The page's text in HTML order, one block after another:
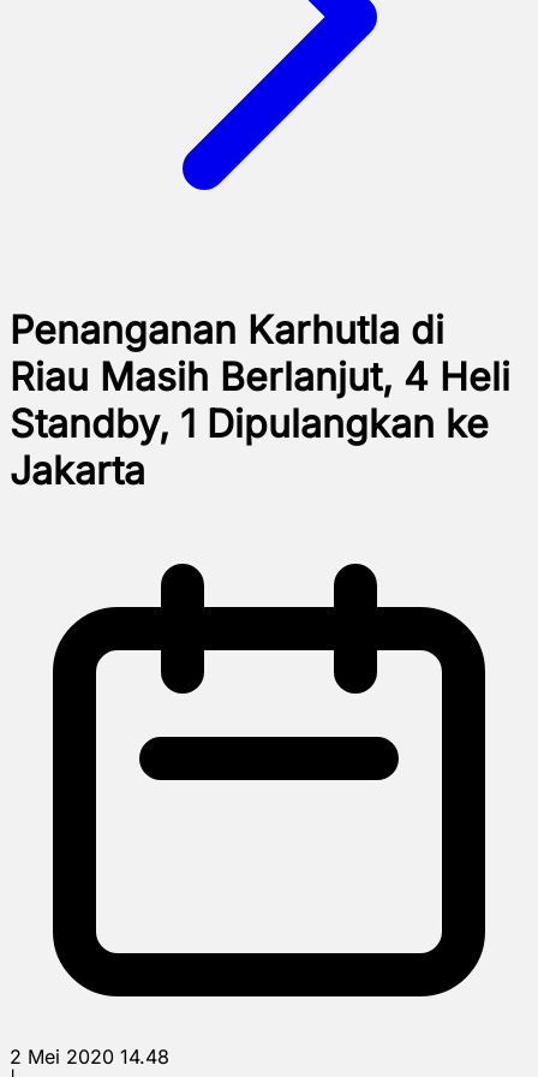
Penanganan Karhutla di
Riau Masih Berlanjut, 4 Heli
Standby, 1 Dipulangkan ke
Jakarta
2 Mei 2020 14.48